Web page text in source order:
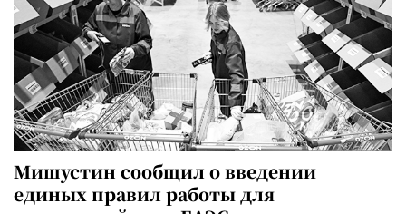
Мишустин сообщил о введении
единых правил работы для